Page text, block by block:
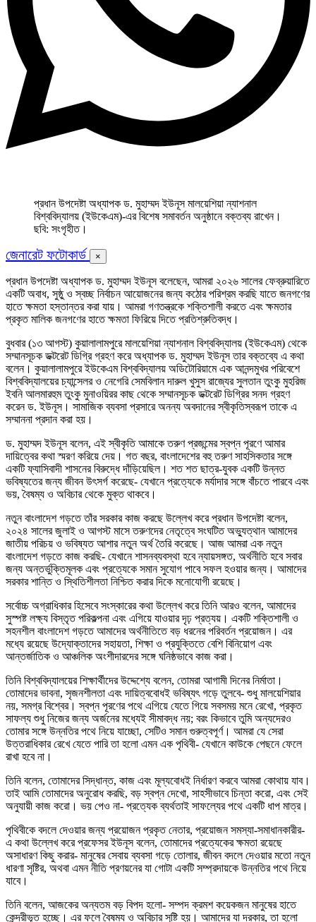
প্রধান উপদেষ্টা অধ্যাপক ড. মুহাম্মদ ইউনূস মালয়েশিয়া ন্যাশনাল
বিশ্ববিদ্যালয় (ইউকেএম)-এর বিশেষ সমাবর্তন অনুষ্ঠানে বক্তব্য রাখেন।
ছবি: সংগৃহীত।
জেনারেট ফটোকার্ড ×
প্রধান উপদেষ্টা অধ্যাপক ড. মুহাম্মদ ইউনূস বলেছেন, আমরা ২০২৬ সালের ফেব্রুয়ারিতে
একটি অবাধ, সুষ্ঠু ও স্বচ্ছ নির্বাচন আয়োজনের জন্য কঠোর পরিশ্রম করছি যাতে জনগণের
হাতে ক্ষমতা হস্তান্তর করা যায়। আমরা গণতন্ত্রকে শক্তিশালী করতে এবং ক্ষমতার
প্রকৃত মালিক জনগণের হাতে ক্ষমতা ফিরিয়ে দিতে প্রতিশ্রুতিবদ্ধ।
বুধবার (১৩ আগস্ট) কুয়ালালামপুরে মালয়েশিয়া ন্যাশনাল বিশ্ববিদ্যালয় (ইউকেএম) থেকে
সম্মানসূচক ডক্টরেট ডিগ্রি গ্রহণ করে অধ্যাপক ড. মুহাম্মদ ইউনূস তার বক্তব্যে এ কথা
বলেন। কুয়ালালামপুরে ইউকেএম বিশ্ববিদ্যালয় অডিটোরিয়ামে এক আনন্দমুখর পরিবেশে
বিশ্ববিদ্যালয়ের চ্যান্সেলর ও নেগেরি সেমবিলান দারুল খুসুস রাজ্যের সুলতান তুংকু মুহরিজ
ইবনি আলমারহুম তুংকু মুনাওয়িরর কাছ থেকে সম্মানসূচক ডক্টরেট ডিগ্রির সনদ গ্রহণ
করেন ড. ইউনূস। সামাজিক ব্যবসা প্রসারে অনন্য অবদানের স্বীকৃতিস্বরূপ তাকে এ
সম্মাননা প্রদান করা হয়।
ড. মুহাম্মদ ইউনূস বলেন, এই স্বীকৃতি আমাকে তরুণ প্রজন্মের স্বপ্ন পূরণে আমার
দায়িত্বের কথা স্মরণ করিয়ে দেয়। গত বছর, বাংলাদেশের বহু তরুণ সাহসিকতার সঙ্গে
একটি ফ্যাসিবাদী শাসনের বিরুদ্ধে দাঁড়িয়েছিল। শত শত ছাত্র-যুবক একটি উন্নত
ভবিষ্যতের জন্য জীবন উৎসর্গ করেছে- যেখানে প্রত্যেকে মর্যাদার সঙ্গে বাঁচতে পারবে এবং
ভয়, বৈষম্য ও অবিচার থেকে মুক্ত থাকবে।
নতুন বাংলাদেশ গড়তে তাঁর সরকার কাজ করছে উল্লেখ করে প্রধান উপদেষ্টা বলেন,
২০২৪ সালের জুলাই ও আগস্ট মাসে তরুণদের নেতৃত্বে সংঘটিত অভ্যুত্থান আমাদের
জাতীয় পরিচয় ও ভবিষ্যত আশার নতুন অর্থ তৈরি করেছে। আজ আমরা এক নতুন
বাংলাদেশ গড়তে কাজ করছি- যেখানে শাসনব্যবস্থা হবে ন্যায়সঙ্গত, অর্থনীতি হবে সবার
জন্য অন্তর্ভুক্তিমূলক এবং প্রত্যেকে সমান সুযোগ পাবে সফল হওয়ার জন্য। আমাদের
সরকার শান্তি ও স্থিতিশীলতা নিশ্চিত করার দিকে মনোযোগী রয়েছে।
সর্বোচ্চ অগ্রাধিকার হিসেবে সংস্কারের কথা উল্লেখ করে তিনি আরও বলেন, আমাদের
সুস্পষ্ট লক্ষ্য বিস্তৃত পরিকল্পনা এবং এগিয়ে যাওয়ার দৃঢ় প্রত্যয়। একটি শক্তিশালী ও
সহনশীল বাংলাদেশ গড়তে আমাদের অর্থনীতিতে বড় ধরনের পরিবর্তন প্রয়োজন। এর
মধ্যে রয়েছে উদ্যোক্তাদের সহায়তা, শিক্ষা ও প্রযুক্তিতে বেশি বিনিয়োগ এবং
আন্তর্জাতিক ও আঞ্চলিক অংশীদারদের সঙ্গে ঘনিষ্ঠভাবে কাজ করা।
তিনি বিশ্ববিদ্যালয়ের শিক্ষার্থীদের উদ্দেশ্যে বলেন, তোমরা আগামী দিনের নির্মাতা।
তোমাদের ভাবনা, সৃজনশীলতা এবং দায়িত্ববোধই ভবিষ্যৎ গড়ে তুলবে- শুধু মালয়েশিয়ার
নয়, সমগ্র বিশ্বের। স্বপ্ন পূরণের পথে এগিয়ে যেতে গিয়ে সবসময় মনে রেখো, প্রকৃত
সাফল্য শুধু নিজের জন্য অর্জনের মধ্যেই সীমাবদ্ধ নয়; বরং কিভাবে তুমি অন্যদেরও
তোমার সঙ্গে উন্নতির পথে নিয়ে যাচ্ছো, সেটিও সমান গুরুত্বপূর্ণ। আমরা যে সেরা
উত্তরাধিকার রেখে যেতে পারি তা হলো এমন এক পৃথিবী- যেখানে কাউকে পেছনে ফেলে
রাখা হবে না।
তিনি বলেন, তোমাদের সিদ্ধান্ত, কাজ এবং মূল্যবোধই নির্ধারণ করবে আমরা কোথায় যাব।
তাই আমি তোমাদের অনুরোধ করছি, বড় স্বপ্ন দেখো, সাহসীভাবে চিন্তা করো, এবং সেই
অনুযায়ী কাজ করো। ভয় পেও না- প্রত্যেক ব্যর্থতাই সাফল্যের পথে একটি ধাপ মাত্র।
পৃথিবীকে বদলে দেওয়ার জন্য প্রয়োজন প্রকৃত নেতার, প্রয়োজন সমস্যা-সমাধানকারীর-
এ কথা উল্লেখ করে প্রফেসর ইউনূস বলেন, তোমাদের প্রত্যেকের ক্ষমতা রয়েছে
অসাধারণ কিছু করার- মানুষের সেবায় ব্যবসা গড়ে তোলার, জীবন বদলে দেওয়ার মতো নতুন
ধারণা সৃষ্টির, অথবা এমন নীতি প্রণয়নের যা গোটা একটি সম্প্রদায়কে উন্নতির পথে নিয়ে
যাবে।
তিনি বলেন, আজকের অন্যতম বড় বিপদ হলো- সম্পদ ক্রমশ কয়েকজন মানুষের হাতে
কেন্দ্রীভূত হচ্ছে। এর ফলে বৈষম্য ও অবিচার সৃষ্টি হয়। আমাদের যা দরকার, তা হলো